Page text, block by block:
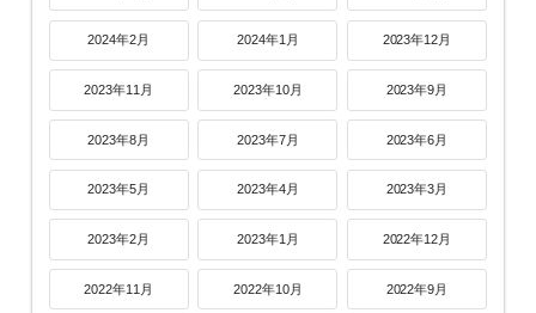
2024年2月 2024年1月 2023年12月
2023年11月 2023年10月 2023年9月
2023年8月 2023年7月 2023年6月
2023年5月 2023年4月 2023年3月
2023年2月 2023年1月 2022年12月
2022年11月 2022年10月 2022年9月